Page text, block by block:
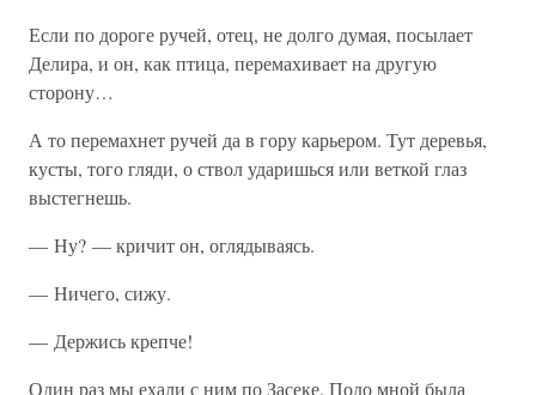
Если по дороге ручей, отец, не долго думая, посылает
Делира, и он, как птица, перемахивает на другую
сторону…
А то перемахнет ручей да в гору карьером. Тут деревья,
кусты, того гляди, о ствол ударишься или веткой глаз
выстегнешь.
— Ну? — кричит он, оглядываясь.
— Ничего, сижу.
— Держись крепче!
Один раз мы ехали с ним по Засеке. Подо мной была